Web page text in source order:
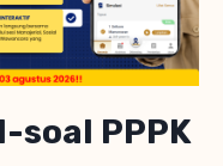
soal PPPK